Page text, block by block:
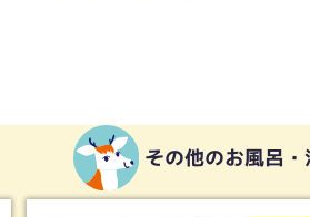
その他のお風呂